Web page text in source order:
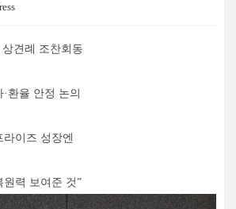
견례 조찬회동
환율 안정 논의
라이즈 성장엔
원력 보여준 것”